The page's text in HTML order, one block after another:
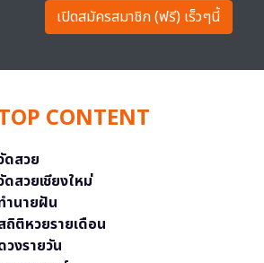
เปิดสมัครสมาชิก (ฟรี) เร็วๆนี้
CONTENT
ดสวย
ดสวยเชียงใหม่
ำนายฝัน
ถิติหวยรายเดือน
วงรายวัน